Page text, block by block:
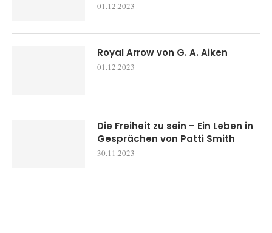
01.12.2023
Royal Arrow von G. A. Aiken
01.12.2023
Die Freiheit zu sein – Ein Leben in
Gesprächen von Patti Smith
30.11.2023